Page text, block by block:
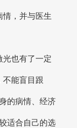
情，并与医生
光也有了一定
不能盲目跟
的病情、经济
适合自己的选